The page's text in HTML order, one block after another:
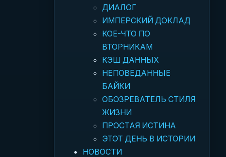
ДИАЛОГ
ИМПЕРСКИЙ ДОКЛАД
КОЕ-ЧТО ПО
ВТОРНИКАМ
КЭШ ДАННЫХ
НЕПОВЕДАННЫЕ
БАЙКИ
ОБОЗРЕВАТЕЛЬ СТИЛЯ
ЖИЗНИ
ПРОСТАЯ ИСТИНА
ЭТОТ ДЕНЬ В ИСТОРИИ
НОВОСТИ